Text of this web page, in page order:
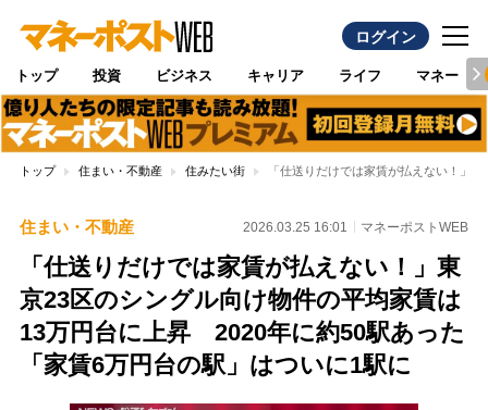
ログイン
トップ 投資 ビジネス キャリア ライフ マネー
トップ 住まい・不動産 住みたい街 「仕送りだけでは家賃が払えない！」
住まい・不動産 2026.03.25 16:01 マネーポストWEB
「仕送りだけでは家賃が払えない！」東
京23区のシングル向け物件の平均家賃は
13万円台に上昇 2020年に約50駅あった
「家賃6万円台の駅」はついに1駅に